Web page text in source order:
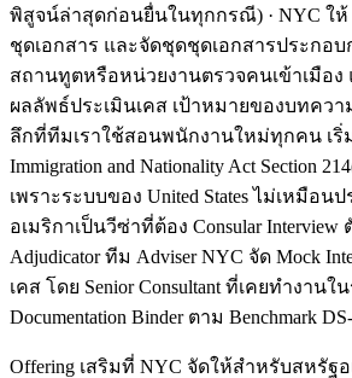
พิสูจน์ล่าสุดก่อนยื่นในทุกกรณี) · NYC ให้
ชุดเอกสาร และจัดชุดชุดเอกสารประกอ
สถานทูตหรือหน่วยงานตรวจคนเข้าเมือง
ผลลัพธ์ประเมินเคส เป้าหมายของบทควา
ลึกที่ทีมเราใช้สอนพนักงานใหม่ทุกคน เริ่
Immigration and Nationality Act Section
เพราะระบบของ United States ไม่เหมือน
อเมริกาเป็นวีซ่าที่ต้อง Consular
Adjudicator ทีม Adviser NYC จัด Mock
เคส โดย Senior Consultant ที่เคยทำงานใ
Documentation Binder ตาม Benchmark
Offering เสริมที่ NYC จัดให้สำหรับสหรัฐ